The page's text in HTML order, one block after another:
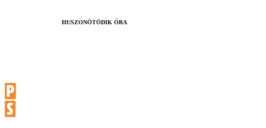
HUSZONÖTÖDIK ÓRA